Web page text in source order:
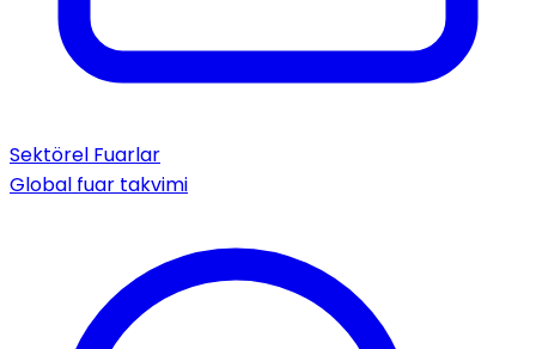
Sektörel Fuarlar
Global fuar takvimi